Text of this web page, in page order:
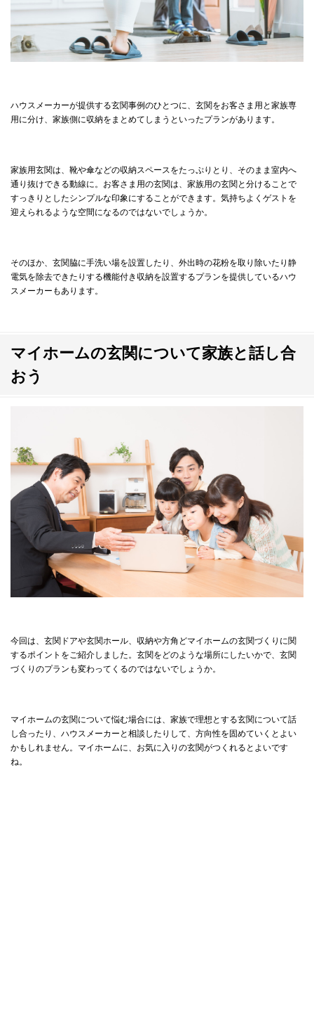
ハウスメーカーが提供する玄関事例のひとつに、玄関をお客さま用と家族専
用に分け、家族側に収納をまとめてしまうといったプランがあります。
家族用玄関は、靴や傘などの収納スペースをたっぷりとり、そのまま室内へ
通り抜けできる動線に。お客さま用の玄関は、家族用の玄関と分けることで
すっきりとしたシンプルな印象にすることができます。気持ちよくゲストを
迎えられるような空間になるのではないでしょうか。
そのほか、玄関脇に手洗い場を設置したり、外出時の花粉を取り除いたり静
電気を除去できたりする機能付き収納を設置するプランを提供しているハウ
スメーカーもあります。
マイホームの玄関について家族と話し合
おう
今回は、玄関ドアや玄関ホール、収納や方角どマイホームの玄関づくりに関
するポイントをご紹介しました。玄関をどのような場所にしたいかで、玄関
づくりのプランも変わってくるのではないでしょうか。
マイホームの玄関について悩む場合には、家族で理想とする玄関について話
し合ったり、ハウスメーカーと相談したりして、方向性を固めていくとよい
かもしれません。マイホームに、お気に入りの玄関がつくれるとよいです
ね。